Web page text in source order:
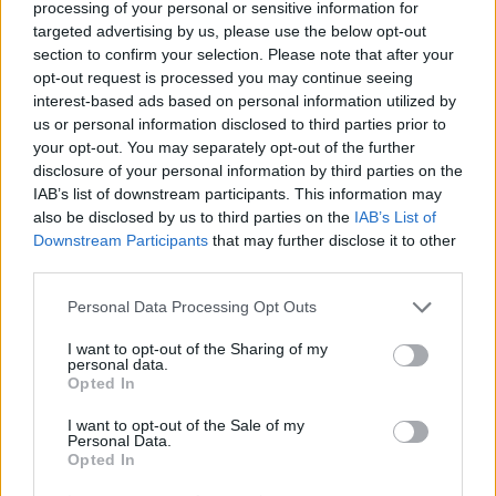
processing of your personal or sensitive information for
targeted advertising by us, please use the below opt-out
section to confirm your selection. Please note that after your
opt-out request is processed you may continue seeing
interest-based ads based on personal information utilized by
us or personal information disclosed to third parties prior to
your opt-out. You may separately opt-out of the further
disclosure of your personal information by third parties on the
IAB’s list of downstream participants. This information may
also be disclosed by us to third parties on the IAB’s List of
Downstream Participants that may further disclose it to other
Personal Data Processing Opt Outs
I want to opt-out of the Sharing of my
personal data.
Opted In
I want to opt-out of the Sale of my
Personal Data.
Opted In
dobbiamo vincere per i tifosi, ci sono sempre
stati e vanno ringraziati; ci sono stati sempre
vicino. Saranno 100 minuti non facili, ma
dobbiamo avere molta serenità e molta
tranquillità".
TITOLARI- "Domani mattina deciderò.
L'importante è avere tutti a disposizione".
ATTEGGIAMENTO- "Domani noi corriamo
solo un pericolo: l'atteggiamento superficiale.
settimana di tensione, mentre domani l'errore
da non commettere è affrontare la gara con
meno attenzione. Atteggiamento
fondamentale: bisogna fare le stesse cose che